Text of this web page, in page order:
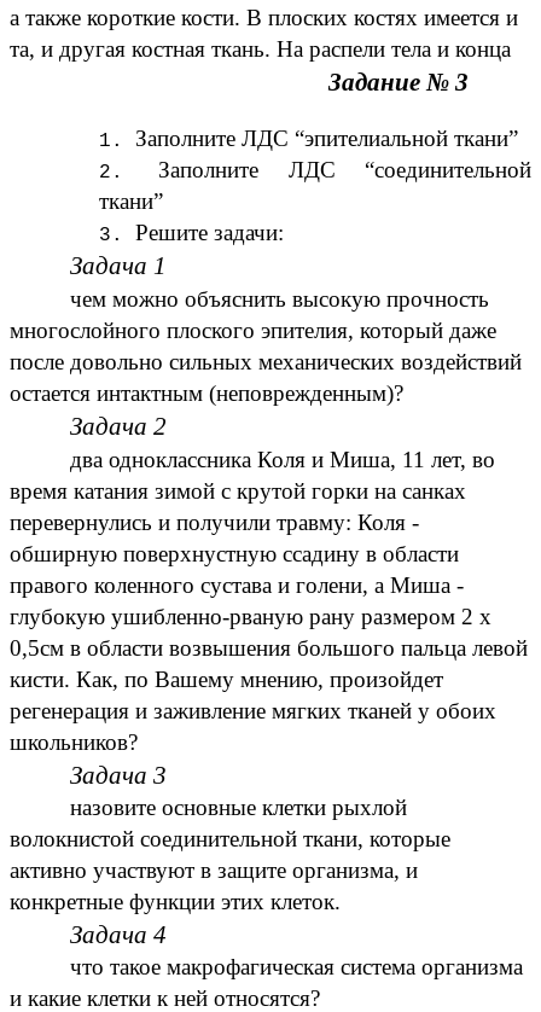
а также короткие кости. В плоских костях имеется и
та, и другая костная ткань. На распели тела и конца
Задание № 3
Заполните ЛДС “эпителиальной ткани”
Заполните ЛДС “соединительной
ткани”
Решите задачи:
Задача 1
чем можно объяснить высокую прочность
многослойного плоского эпителия, который даже
после довольно сильных механических воздействий
остается интактным (неповрежденным)?
Задача 2
два одноклассника Коля и Миша, 11 лет, во
время катания зимой с крутой горки на санках
перевернулись и получили травму: Коля -
обширную поверхнустную ссадину в области
правого коленного сустава и голени, а Миша -
глубокую ушибленно-рваную рану размером 2 х
0,5см в области возвышения большого пальца левой
кисти. Как, по Вашему мнению, произойдет
регенерация и заживление мягких тканей у обоих
школьников?
Задача 3
назовите основные клетки рыхлой
волокнистой соединительной ткани, которые
активно участвуют в защите организма, и
конкретные функции этих клеток.
Задача 4
что такое макрофагическая система организма
и какие клетки к ней относятся?